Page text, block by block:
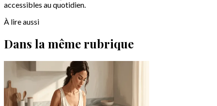
accessibles au quotidien.
À lire aussi
Dans la même rubrique